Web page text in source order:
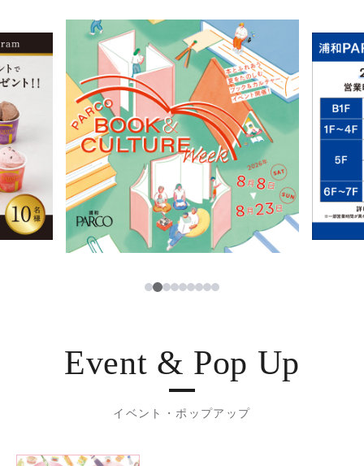
レストラン・カフェ
TAX FREE
PARCOメンバーズ
JP
ภาษาไทย
12345678
Event & Pop Up
イベント・ポップアップ